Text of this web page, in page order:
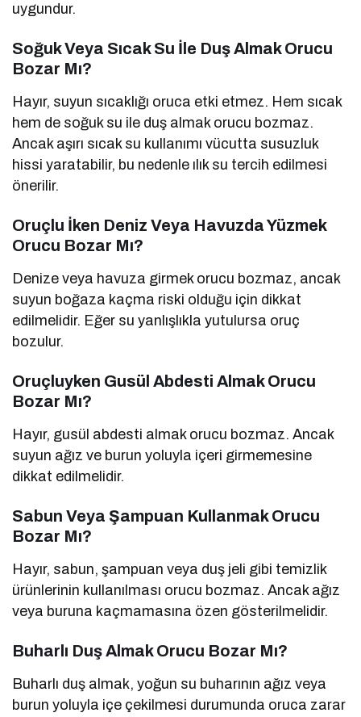
uygundur.
Soğuk Veya Sıcak Su İle Duş Almak Orucu
Bozar Mı?
Hayır, suyun sıcaklığı oruca etki etmez. Hem sıcak
hem de soğuk su ile duş almak orucu bozmaz.
Ancak aşırı sıcak su kullanımı vücutta susuzluk
hissi yaratabilir, bu nedenle ılık su tercih edilmesi
önerilir.
Oruçlu İken Deniz Veya Havuzda Yüzmek
Orucu Bozar Mı?
Denize veya havuza girmek orucu bozmaz, ancak
suyun boğaza kaçma riski olduğu için dikkat
edilmelidir. Eğer su yanlışlıkla yutulursa oruç
bozulur.
Oruçluyken Gusül Abdesti Almak Orucu
Bozar Mı?
Hayır, gusül abdesti almak orucu bozmaz. Ancak
suyun ağız ve burun yoluyla içeri girmemesine
dikkat edilmelidir.
Sabun Veya Şampuan Kullanmak Orucu
Bozar Mı?
Hayır, sabun, şampuan veya duş jeli gibi temizlik
ürünlerinin kullanılması orucu bozmaz. Ancak ağız
veya buruna kaçmamasına özen gösterilmelidir.
Buharlı Duş Almak Orucu Bozar Mı?
Buharlı duş almak, yoğun su buharının ağız veya
burun yoluyla içe çekilmesi durumunda oruca zarar